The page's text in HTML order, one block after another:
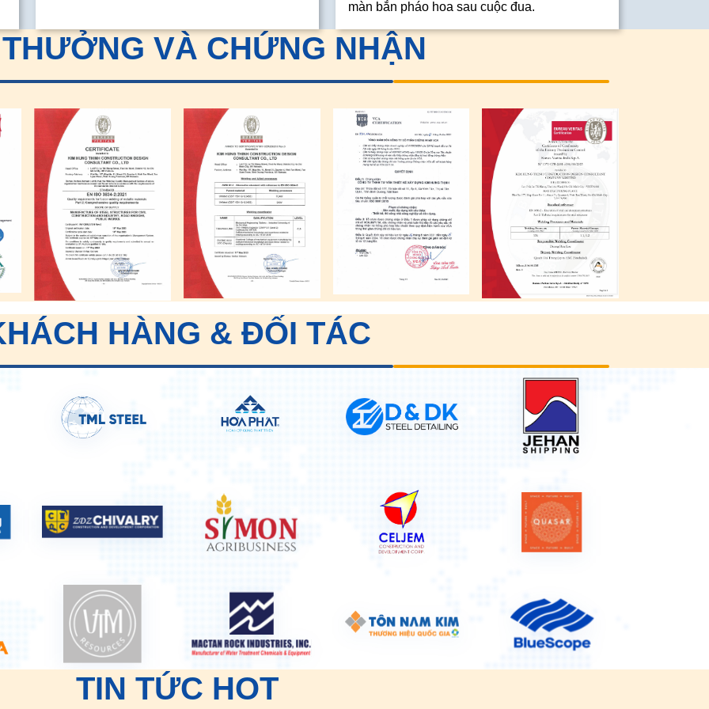
màn bắn pháo hoa sau cuộc đua.
VÀ CHỨNG NHẬN
HÀNG & ĐỐI TÁC
TIN TỨC HOT